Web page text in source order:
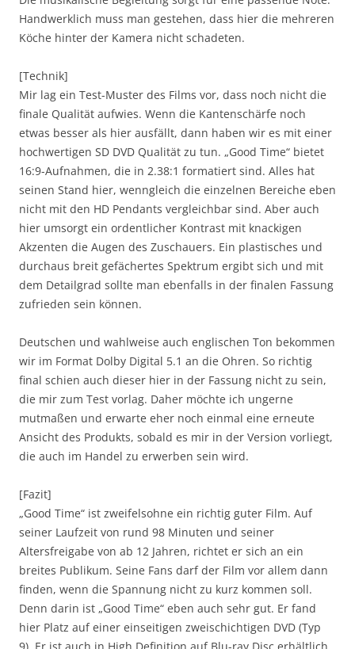
Handwerklich muss man gestehen, dass hier die mehreren
Köche hinter der Kamera nicht schadeten.
[Technik]
Mir lag ein Test-Muster des Films vor, dass noch nicht die
finale Qualität aufwies. Wenn die Kantenschärfe noch
etwas besser als hier ausfällt, dann haben wir es mit einer
hochwertigen SD DVD Qualität zu tun. „Good Time“ bietet
16:9-Aufnahmen, die in 2.38:1 formatiert sind. Alles hat
seinen Stand hier, wenngleich die einzelnen Bereiche eben
nicht mit den HD Pendants vergleichbar sind. Aber auch
hier umsorgt ein ordentlicher Kontrast mit knackigen
Akzenten die Augen des Zuschauers. Ein plastisches und
durchaus breit gefächertes Spektrum ergibt sich und mit
dem Detailgrad sollte man ebenfalls in der finalen Fassung
zufrieden sein können.
Deutschen und wahlweise auch englischen Ton bekommen
wir im Format Dolby Digital 5.1 an die Ohren. So richtig
final schien auch dieser hier in der Fassung nicht zu sein,
die mir zum Test vorlag. Daher möchte ich ungerne
mutmaßen und erwarte eher noch einmal eine erneute
Ansicht des Produkts, sobald es mir in der Version vorliegt,
die auch im Handel zu erwerben sein wird.
[Fazit]
„Good Time“ ist zweifelsohne ein richtig guter Film. Auf
seiner Laufzeit von rund 98 Minuten und seiner
Altersfreigabe von ab 12 Jahren, richtet er sich an ein
breites Publikum. Seine Fans darf der Film vor allem dann
finden, wenn die Spannung nicht zu kurz kommen soll.
Denn darin ist „Good Time“ eben auch sehr gut. Er fand
hier Platz auf einer einseitigen zweischichtigen DVD (Typ